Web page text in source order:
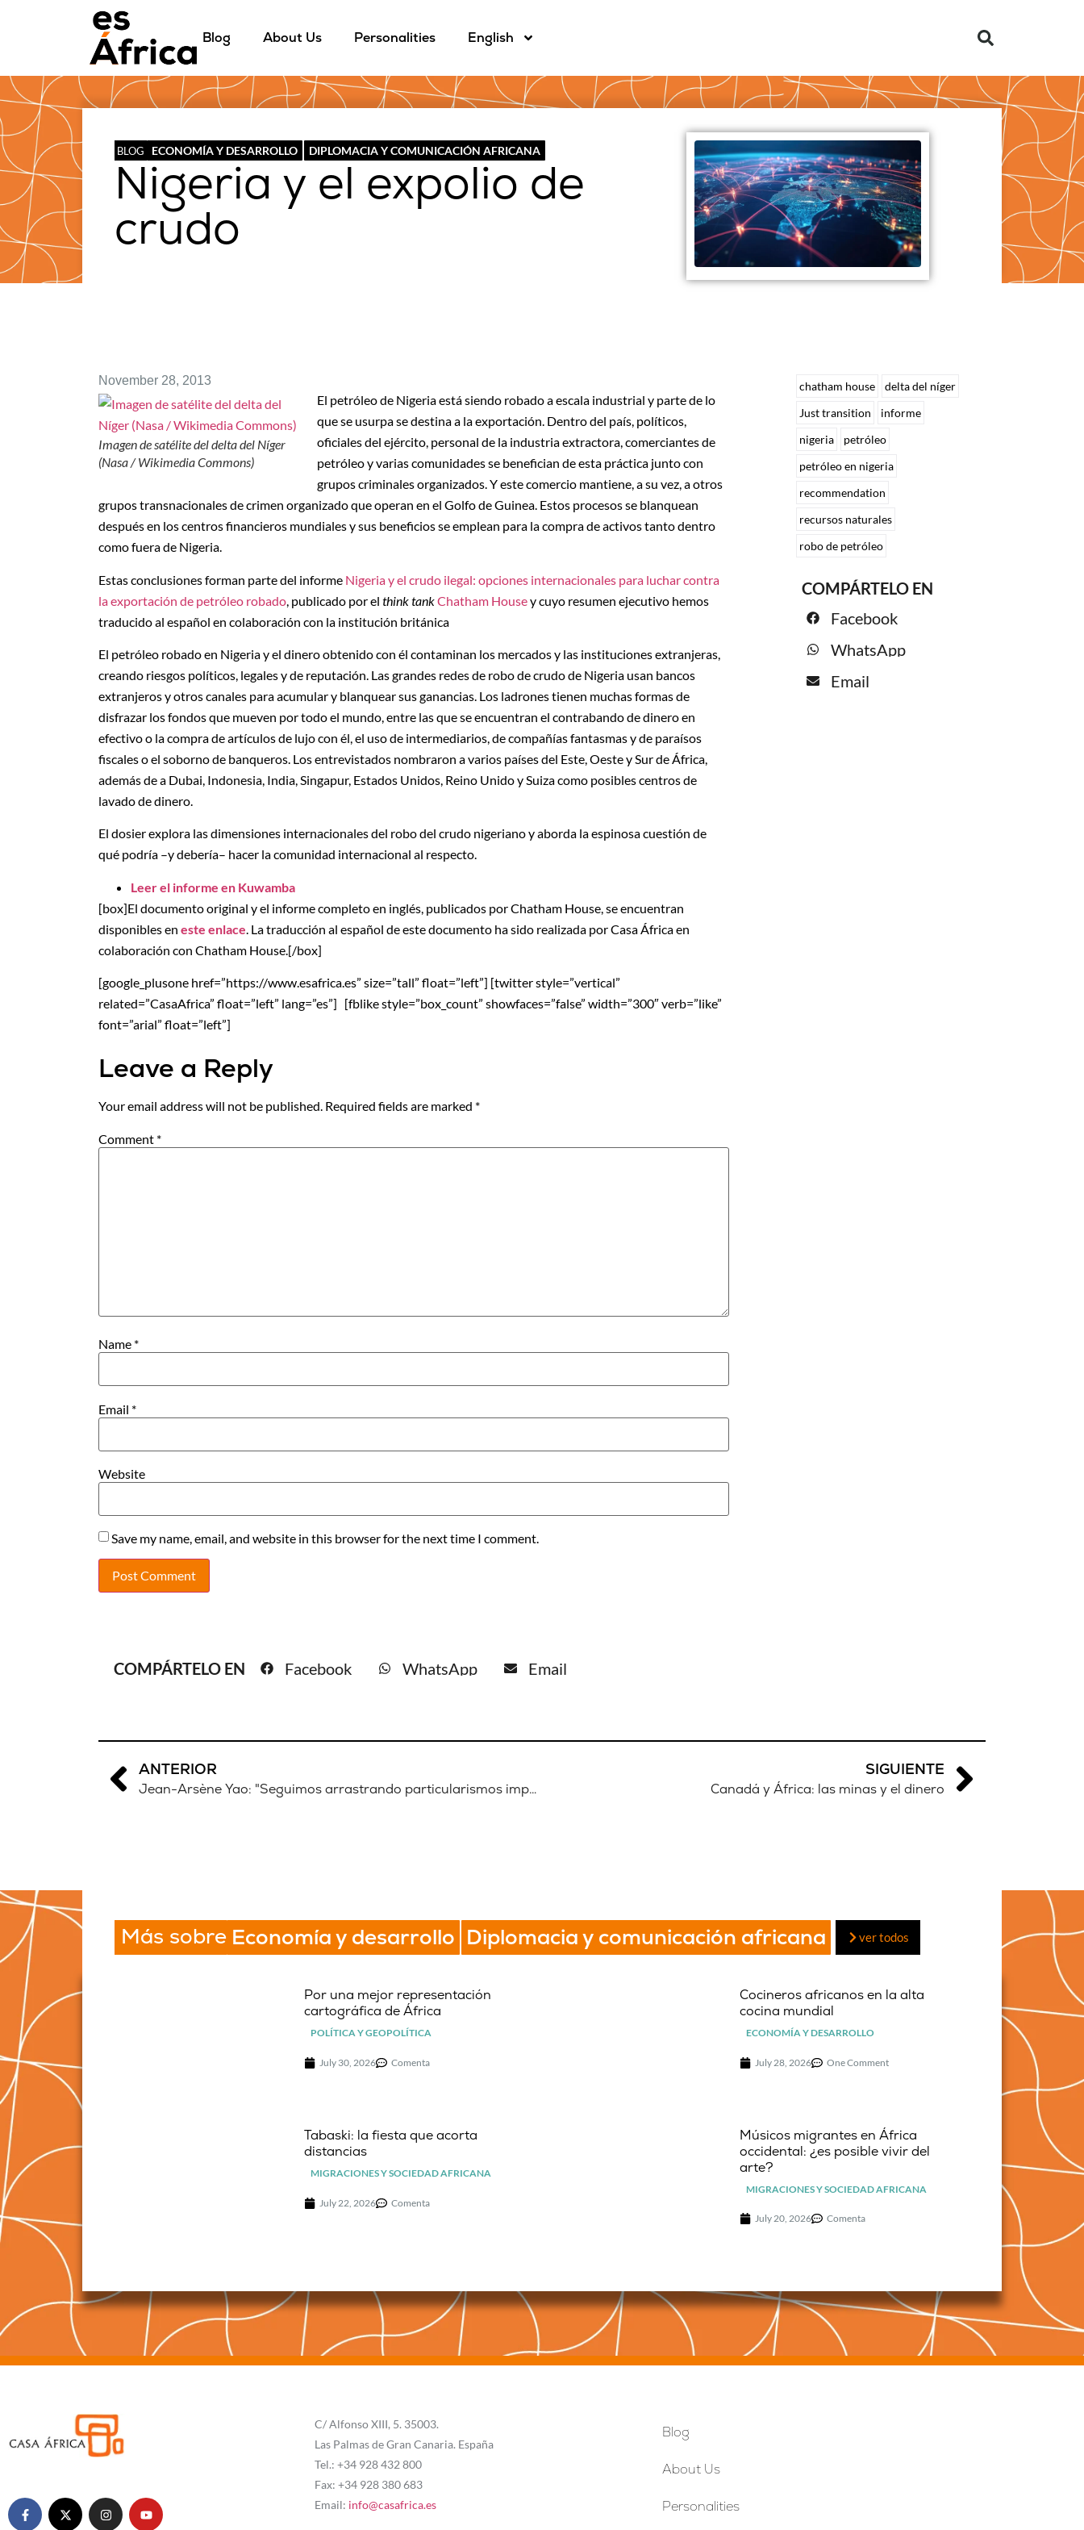
Blog About Us Personalities English
BLOG ECONOMÍA Y DESARROLLO DIPLOMACIA Y COMUNICACIÓN AFRICANA
Nigeria y el expolio de
crudo
November 28, 2013
Imagen de satélite del delta del Níger
(Nasa / Wikimedia Commons)
El petróleo de Nigeria está siendo robado a escala industrial y parte de lo
que se usurpa se destina a la exportación. Dentro del país, políticos,
oficiales del ejército, personal de la industria extractora, comerciantes de
petróleo y varias comunidades se benefician de esta práctica junto con
grupos criminales organizados. Y este comercio mantiene, a su vez, a otros
grupos transnacionales de crimen organizado que operan en el Golfo de Guinea. Estos procesos se blanquean
después en los centros financieros mundiales y sus beneficios se emplean para la compra de activos tanto dentro
como fuera de Nigeria.
Estas conclusiones forman parte del informe Nigeria y el crudo ilegal: opciones internacionales para luchar contra
la exportación de petróleo robado , publicado por el think tankChatham Housey cuyo resumen ejecutivo hemos
traducido al español en colaboración con la institución británica
El petróleo robado en Nigeria y el dinero obtenido con él contaminan los mercados y las instituciones extranjeras,
creando riesgos políticos, legales y de reputación. Las grandes redes de robo de crudo de Nigeria usan bancos
extranjeros y otros canales para acumular y blanquear sus ganancias. Los ladrones tienen muchas formas de
disfrazar los fondos que mueven por todo el mundo, entre las que se encuentran el contrabando de dinero en
efectivo o la compra de artículos de lujo con él, el uso de intermediarios, de compañías fantasmas y de paraísos
fiscales o el soborno de banqueros. Los entrevistados nombraron a varios países del Este, Oeste y Sur de África,
además de a Dubai, Indonesia, India, Singapur, Estados Unidos, Reino Unido y Suiza como posibles centros de
lavado de dinero.
El dosier explora las dimensiones internacionales del robo del crudo nigeriano y aborda la espinosa cuestión de
qué podría –y debería– hacer la comunidad internacional al respecto.
Leer el informe en Kuwamba
[box]El documento original y el informe completo en inglés, publicados por Chatham House, se encuentran
disponibles en este enlace . La traducción al español de este documento ha sido realizada por Casa África en
colaboración con Chatham House.[/box]
[google_plusone href=”https://www.esafrica.es” size=”tall” float=”left”] [twitter style=”vertical”
related=”CasaAfrica” float=”left” lang=”es”] [fblike style=”box_count” showfaces=”false” width=”300″ verb=”like”
font=”arial” float=”left”]
Leave a Reply
Your email address will not be published. Required fields are marked *
Comment *
Name *
Email *
Website
Save my name, email, and website in this browser for the next time I comment.
chatham house
delta del níger
Just transition
informe
nigeria
petróleo
petróleo en nigeria
recommendation
recursos naturales
robo de petróleo
COMPÁRTELO EN
Facebook
WhatsApp
Email
COMPÁRTELO EN Facebook WhatsApp Email
ANTERIOR
Jean-Arsène Yao: "Seguimos arrastrando particularismos impuestos en la época colonial"
SIGUIENTE
Canadá y África: las minas y el dinero
Más sobre Economía y desarrollo Diplomacia y comunicación africana ver todos
Por una mejor representación
cartográfica de África
POLÍTICA Y GEOPOLÍTICA
July 30, 2026 Comenta
Cocineros africanos en la alta
cocina mundial
ECONOMÍA Y DESARROLLO
July 28, 2026 One Comment
Tabaski: la fiesta que acorta
distancias
MIGRACIONES Y SOCIEDAD AFRICANA
July 22, 2026 Comenta
Músicos migrantes en África
occidental: ¿es posible vivir del
arte?
MIGRACIONES Y SOCIEDAD AFRICANA
July 20, 2026 Comenta
C/ Alfonso XIII, 5. 35003.
Las Palmas de Gran Canaria. España
Tel.: +34 928 432 800
Fax: +34 928 380 683
Email: info@casafrica.es
Blog
About Us
Personalities